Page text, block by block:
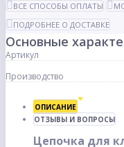
ВСЕ СПОСОБЫ ОПЛАТЫ
ПОДРОБНЕЕ О ДОСТАВКЕ
Основные
Артикул
Производство
ОПИСАНИЕ
ОТЗЫВЫ И ВОПРОСЫ
Цепочка для